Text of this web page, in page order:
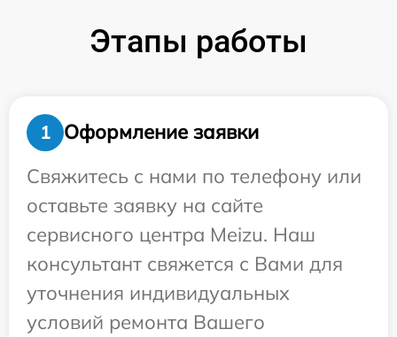
Этапы работы
1
Оформление заявки
Свяжитесь с нами по телефону или
оставьте заявку на сайте
сервисного центра Meizu. Наш
консультант свяжется с Вами для
уточнения индивидуальных
условий ремонта Вашего